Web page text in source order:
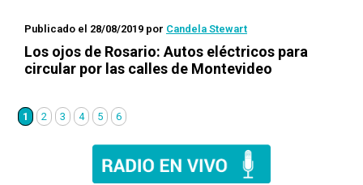
Publicado el 28/08/2019 por Candela Stewart
Los ojos de Rosario: Autos eléctricos para
circular por las calles de Montevideo
1 2 3 4 5 6